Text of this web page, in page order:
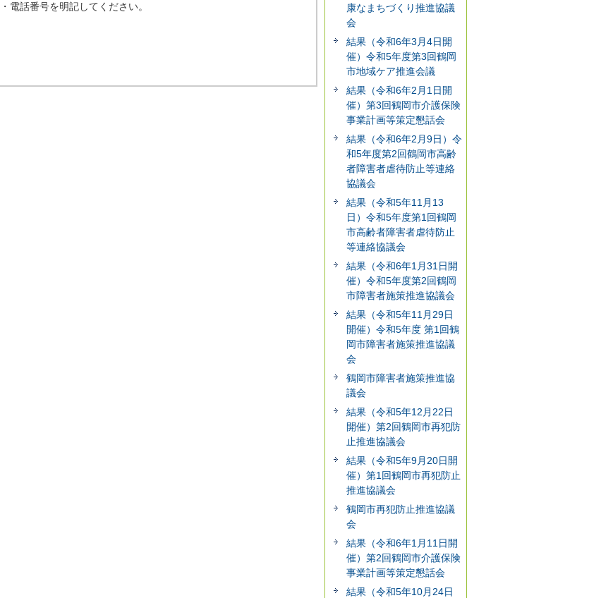
電話番号を明記してください。
康なまちづくり推進協議
会
結果（令和6年3月4日開
催）令和5年度第3回鶴岡
市地域ケア推進会議
結果（令和6年2月1日開
催）第3回鶴岡市介護保険
事業計画等策定懇話会
結果（令和6年2月9日）令
和5年度第2回鶴岡市高齢
者障害者虐待防止等連絡
協議会
結果（令和5年11月13
日）令和5年度第1回鶴岡
市高齢者障害者虐待防止
等連絡協議会
結果（令和6年1月31日開
催）令和5年度第2回鶴岡
市障害者施策推進協議会
結果（令和5年11月29日
開催）令和5年度 第1回鶴
岡市障害者施策推進協議
会
鶴岡市障害者施策推進協
議会
結果（令和5年12月22日
開催）第2回鶴岡市再犯防
止推進協議会
結果（令和5年9月20日開
催）第1回鶴岡市再犯防止
推進協議会
鶴岡市再犯防止推進協議
会
結果（令和6年1月11日開
催）第2回鶴岡市介護保険
事業計画等策定懇話会
結果（令和5年10月24日